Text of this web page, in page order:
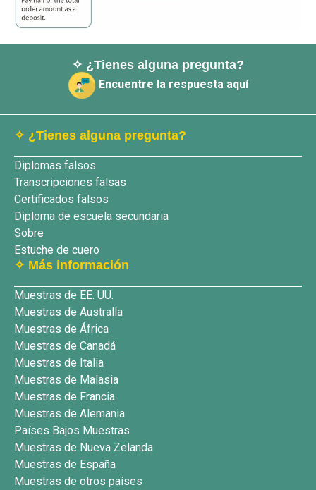
✧ ¿Tienes alguna pregunta?
Encuentre la respuesta aquí
✧ ¿Tienes alguna pregunta?
Diplomas falsos
Transcripciones falsas
Certificados falsos
Diploma de escuela secundaria
Sobre
Estuche de cuero
✧ Más información
Muestras de EE. UU.
Muestras de Australla
Muestras de África
Muestras de Canadá
Muestras de Italia
Muestras de Malasia
Muestras de Francia
Muestras de Alemania
Países Bajos Muestras
Muestras de Nueva Zelanda
Muestras de España
Muestras de otros países